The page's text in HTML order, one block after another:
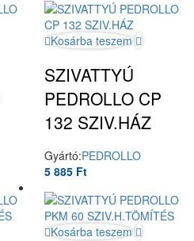
Kosárba teszem
SZIVATTYÚ
PEDROLLO CP
132 SZIV.HÁZ
Gyártó:PEDROLLO
5 885 Ft
Kosárba teszem